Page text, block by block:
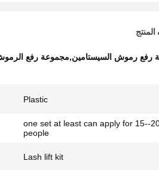
رفع رموش السيستامين,مجموعة رفع الرموش
Plastic
one set at least can apply for 15--
people
Lash lift kit